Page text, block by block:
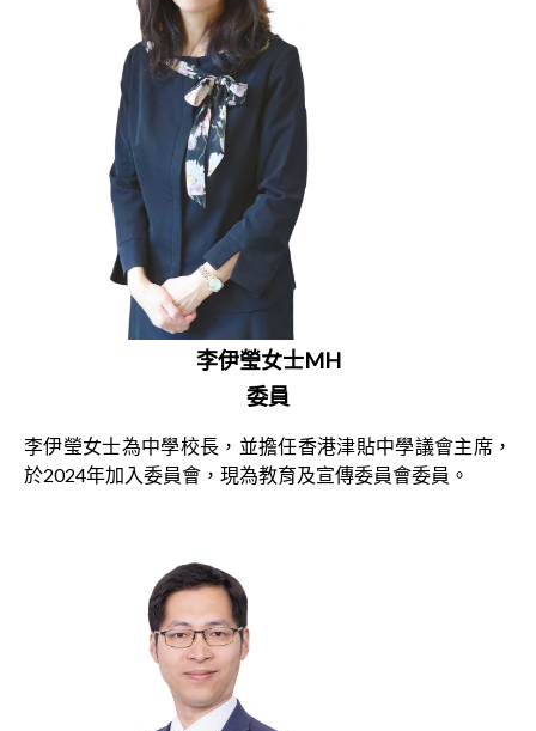
李伊瑩女士MH
委員
李伊瑩女士為中學校長，並擔任香港津貼中學議會主席，
於2024年加入委員會，現為教育及宣傳委員會委員。